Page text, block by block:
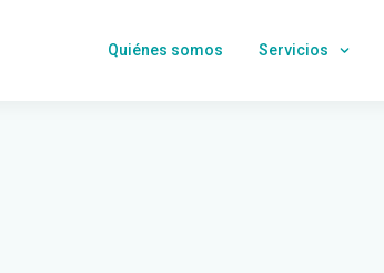
Quiénes somos Servicios